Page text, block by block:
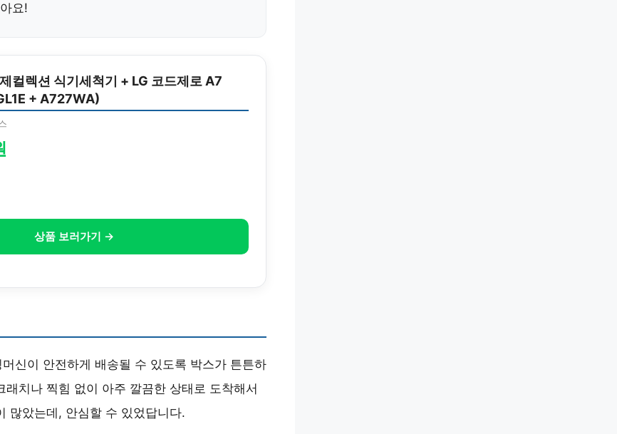
요!
컬렉션 식기세척기 + LG 코드제로 A7
+ A727WA)
상품 보러가기 →
신이 안전하게 배송될 수 있도록 박스가 튼튼하
치나 찍힘 없이 아주 깔끔한 상태로 도착해서
많았는데, 안심할 수 있었답니다.